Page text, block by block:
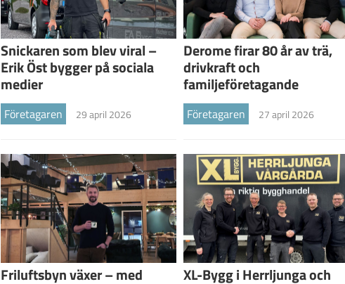
Snickaren som blev viral –
Erik Öst bygger på sociala
medier
Företagaren 29 april 2026
Derome firar 80 år av trä,
drivkraft och
familjeföretagande
Företagaren 27 april 2026
Friluftsbyn växer – med XL-Bygg i Herrljunga och